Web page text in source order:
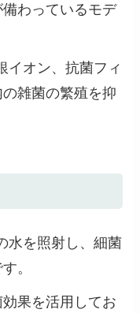
わっているモデ
イオン、抗菌フィ
雑菌の繁殖を抑
水を照射し、細菌
。
果を活用してお